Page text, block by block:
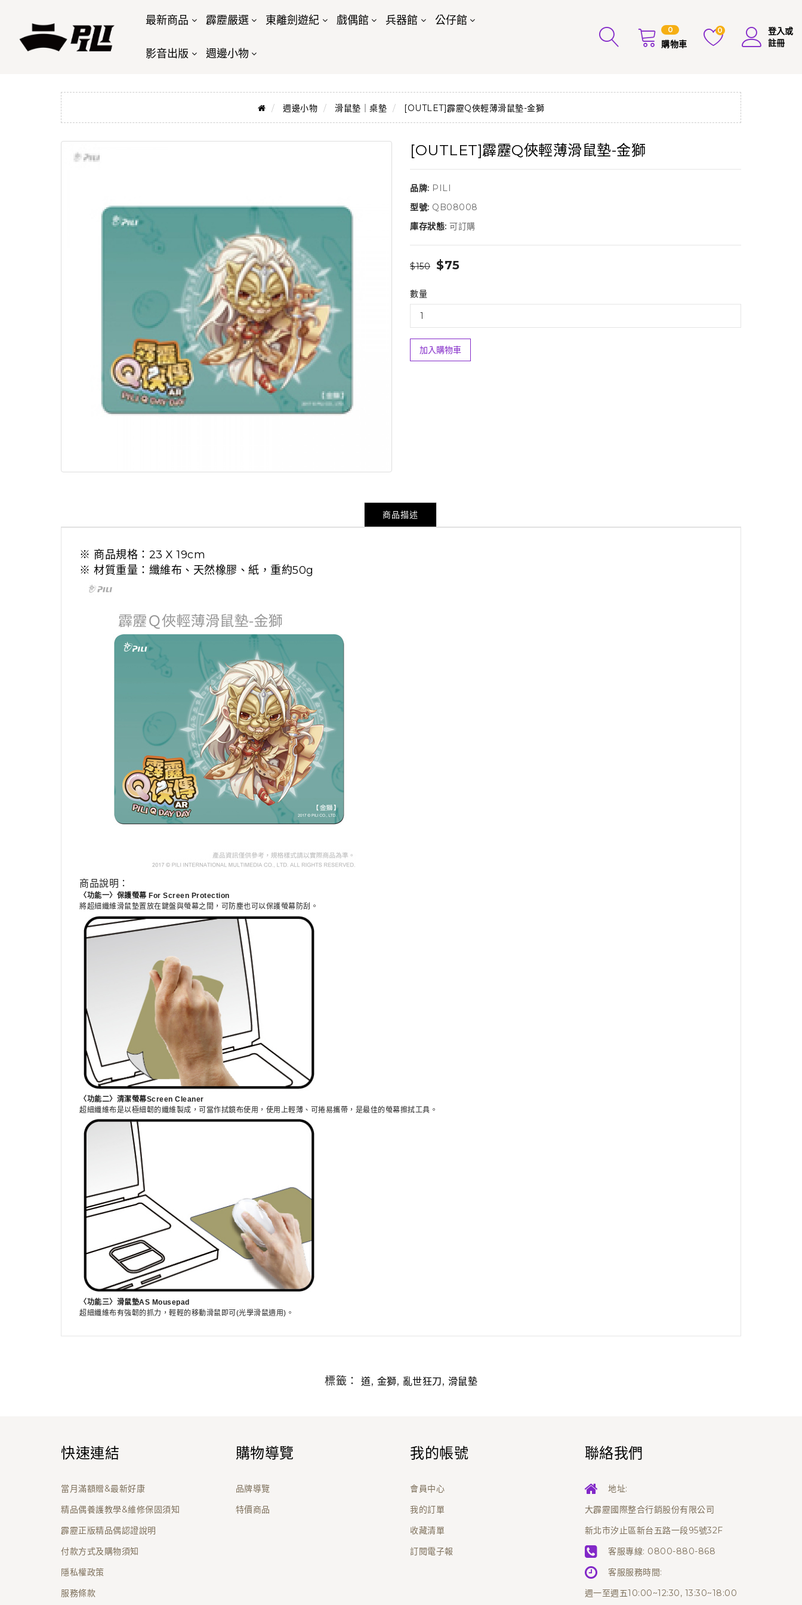
最新商品 霹靂嚴選 東離劍遊紀 戲偶館 兵器館 公仔館
影音出版 週邊小物
0
購物車
0
登入或
註冊
週邊小物 滑鼠墊｜桌墊 [OUTLET]霹靂Q俠輕薄滑鼠墊-金獅
[OUTLET]霹靂Q俠輕薄滑鼠墊-金獅
品牌: PILI
型號: QB08008
庫存狀態: 可訂購
$150 $75
數量
加入購物車
商品描述
※ 商品規格：23 X 19cm
※ 材質重量：纖維布、天然橡膠、紙，重約50g
商品說明：
〈功能一〉保護螢幕 For Screen Protection
將超細纖維滑鼠墊置放在鍵盤與螢幕之間，可防塵也可以保護螢幕防刮。
〈功能二〉清潔螢幕Screen Cleaner
超細纖維布是以極細韌的纖維製成，可當作拭鏡布使用，使用上輕薄、可捲易攜帶，是最佳的螢幕擦拭工具。
〈功能三〉滑鼠墊AS Mousepad
超細纖維布有強韌的抓力，輕輕的移動滑鼠即可(光學滑鼠適用)。
標籤： 道, 金獅, 亂世狂刀, 滑鼠墊
快速連結
當月滿額贈&最新好康
精品偶養護教學&維修保固須知
霹靂正版精品偶認證說明
付款方式及購物須知
隱私權政策
服務條款
購物導覽
品牌導覽
特價商品
我的帳號
會員中心
我的訂單
收藏清單
訂閱電子報
聯絡我們
地址:
大霹靂國際整合行銷股份有限公司
新北市汐止區新台五路一段95號32F
客服專線: 0800-880-868
客服服務時間:
週一至週五10:00~12:30, 13:30~18:00